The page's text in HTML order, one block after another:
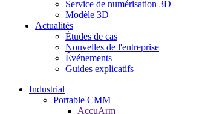
Service de numérisation 3D
Modèle 3D
Actualités
Études de cas
Nouvelles de l'entreprise
Événements
Guides explicatifs
Industrial
Portable CMM
AccuArm